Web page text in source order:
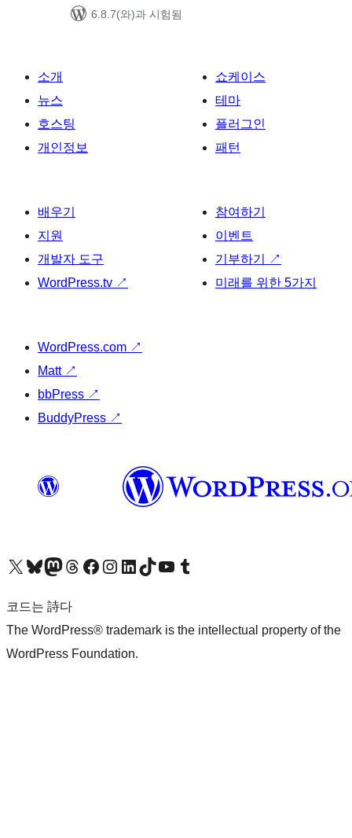
6.8.7(와)과 시험됨
소개
뉴스
호스팅
개인정보
쇼케이스
테마
플러그인
패턴
배우기
지원
개발자 도구
WordPress.tv ↗
참여하기
이벤트
기부하기
↗
미래를 위한 5가지
WordPress.com ↗
Matt ↗
bbPress ↗
BuddyPress ↗
X(이전 트위터) 계정 방문하기블루스카이 계정 방문하기마스토돈 계정 방문하기스레드 계정 방문하기 페이스북 페이지 방문하기인스타그램 계정 방문하기 LinkedIn 계정 방문하기틱톡 계정 방문하기유튜브 채널 방문하기 텀블러 계정 방문하기
코드는 詩다
The WordPress® trademark is the intellectual property of the
WordPress Foundation.